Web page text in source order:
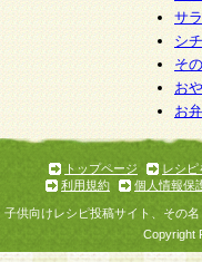
サ
シ
そ
お
お
トップページ
レシピ
利用規約
個人情報保
子供向けレシピ投稿サイト、その
Copyright